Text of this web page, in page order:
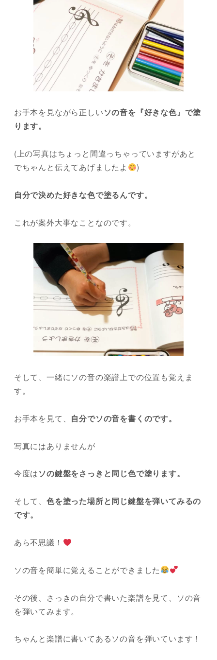
お手本を見ながら正しいソの音を『好きな色』で塗
ります。
(上の写真はちょっと間違っちゃっていますがあと
でちゃんと伝えてあげましたよ
)
自分で決めた好きな色で塗るんです。
これが案外大事なことなのです。
そして、一緒にソの音の楽譜上での位置も覚えま
す。
お手本を見て、 自分でソの音を書くのです。
写真にはありませんが
今度はソの鍵盤をさっきと同じ色で塗ります。
そして、 色を塗った場所と同じ鍵盤を弾いてみるの
です。
あら不思議！
ソの音を簡単に覚えることができました
その後、さっきの自分で書いた楽譜を見て、ソの音
を弾いてみます。
ちゃんと楽譜に書いてあるソの音を弾いています！